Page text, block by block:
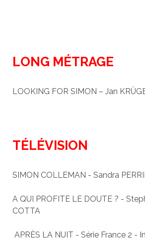
LONG MÉTRAGE
LOOKING FOR SIMON – Jan
TÉLÉVISION
SIMON COLLEMAN - Sandra
A QUI PROFITE LE DOUTE ? -
COTTA
APRÈS LA NUIT - Série France 2 -